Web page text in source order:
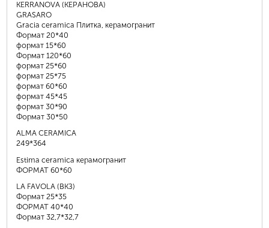
KERRANOVA (КЕРАНОВА)
GRASARO
Gracia ceramica Плитка, керамогранит
Формат 20*40
формат 15*60
Формат 120*60
формат 25*60
формат 25*75
формат 60*60
формат 45*45
формат 30*90
Формат 30*50
ALMA CERAMICA
249*364
Estima ceramica керамогранит
ФОРМАТ 60*60
LA FAVOLA (ВКЗ)
Формат 25*35
ФОРМАТ 40*40
Формат 32,7*32,7